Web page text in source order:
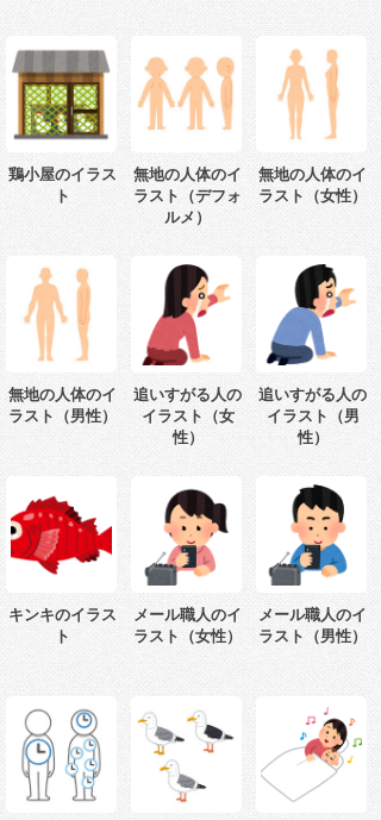
鶏小屋のイラス
ト
無地の人体のイ
ラスト（デフォ
ルメ）
無地の人体のイ
ラスト（女性）
無地の人体のイ
ラスト（男性）
追いすがる人の
イラスト（女
性）
追いすがる人の
イラスト（男
性）
キンキのイラス
ト
メール職人のイ
ラスト（女性）
メール職人のイ
ラスト（男性）